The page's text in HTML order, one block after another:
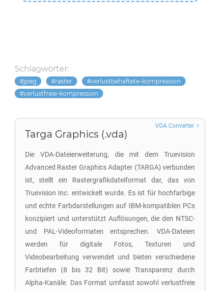
Schlagwörter:
jpeg raster
verlustbehaftete-kompression
verlustfreie-kompression
Targa Graphics (.vda)
Die VDA-Dateierweiterung, die mit dem Truevision
Advanced Raster Graphics Adapter (TARGA) verbunden
ist, stellt ein Rastergrafikdateiformat dar, das von
Truevision Inc. entwickelt wurde. Es ist für hochfarbige
und echte Farbdarstellungen auf IBM-kompatiblen PCs
konzipiert und unterstützt Auflösungen, die den NTSC-
und PAL-Videoformaten entsprechen. VDA-Dateien
werden für digitale Fotos, Texturen und
Videobearbeitung verwendet und bieten verschiedene
Farbtiefen (8 bis 32 Bit) sowie Transparenz durch
Alpha-Kanäle. Das Format umfasst sowohl verlustfreie
VDA Converter